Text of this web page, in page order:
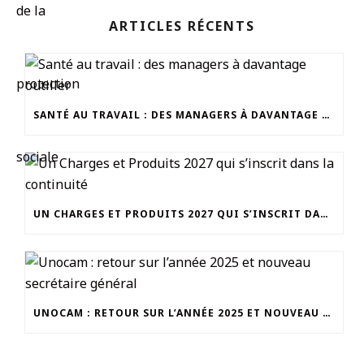
ARTICLES RÉCENTS
SANTÉ AU TRAVAIL : DES MANAGERS À DAVANTAGE OUTILLER
UN CHARGES ET PRODUITS 2027 QUI S’INSCRIT DANS LA CONTINUITÉ
UNOCAM : RETOUR SUR L’ANNÉE 2025 ET NOUVEAU SECRÉTAIRE GÉNÉRAL